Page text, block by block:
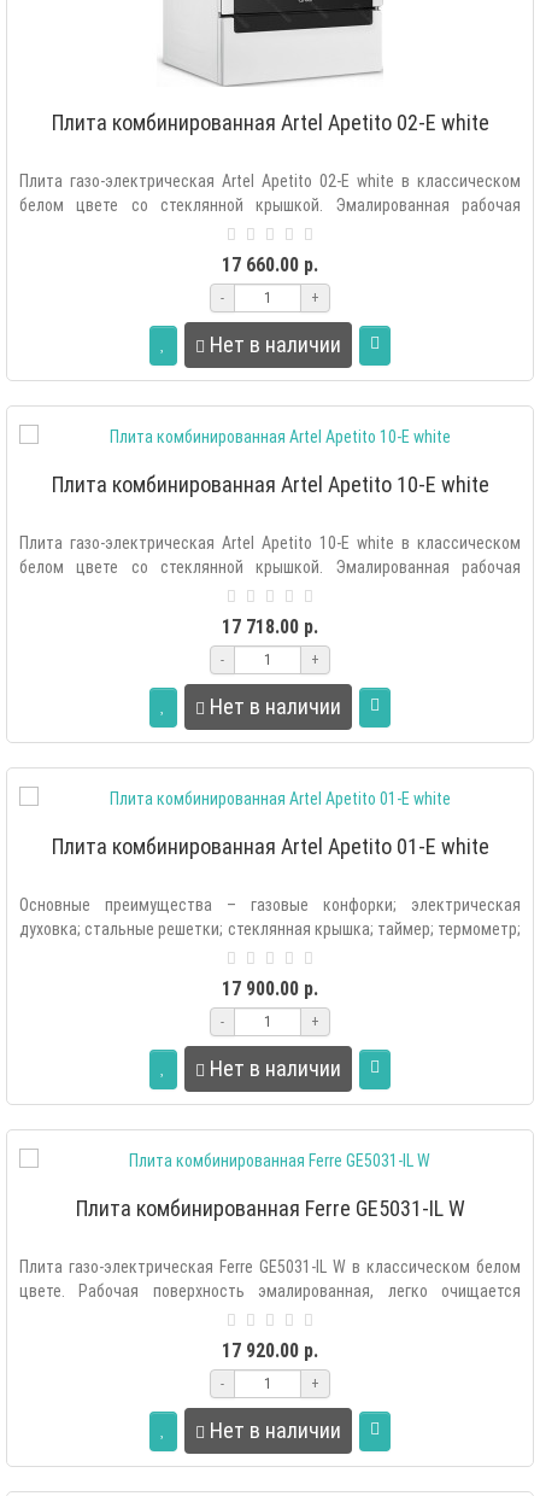
Плита комбинированная Artel Apetito 02-E white
Плита газо-электрическая Artel Apetito 02-E white в классическом
белом цвете со стеклянной крышкой. Эмалированная рабочая
17 660.00 р.
- +
Нет в наличии
Плита комбинированная Artel Apetito 10-E white
Плита газо-электрическая Artel Apetito 10-E white в классическом
белом цвете со стеклянной крышкой. Эмалированная рабочая
17 718.00 р.
- +
Нет в наличии
Плита комбинированная Artel Apetito 01-E white
Основные преимущества – газовые конфорки; электрическая
духовка; стальные решетки; стеклянная крышка; таймер; термометр;
17 900.00 р.
- +
Нет в наличии
Плита комбинированная Ferre GE5031-IL W
Плита газо-электрическая Ferre GE5031-IL W в классическом белом
цвете. Рабочая поверхность эмалированная, легко очищается
17 920.00 р.
- +
Нет в наличии